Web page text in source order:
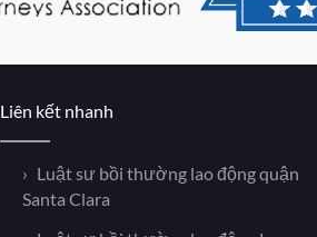
Liên kết nhanh
Luật sư bồi thường lao động quận
Santa Clara